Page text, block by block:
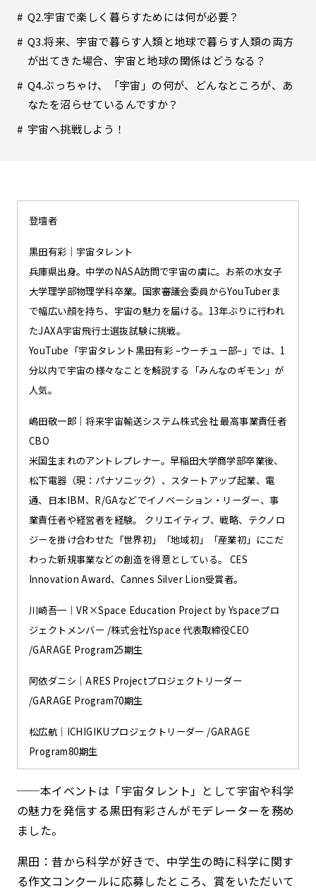
Q2.宇宙で楽しく暮らすためには何が必要？
Q3.将来、宇宙で暮らす人類と地球で暮らす人類の両方
が出てきた場合、宇宙と地球の関係はどうなる？
Q4.ぶっちゃけ、「宇宙」の何が、どんなところが、あ
なたを沼らせているんですか？
宇宙へ挑戦しよう！
登壇者
黒田有彩｜宇宙タレント
兵庫県出身。中学のNASA訪問で宇宙の虜に。お茶の水女子
大学理学部物理学科卒業。国家審議会委員からYouTuberま
で幅広い顔を持ち、宇宙の魅力を届ける。13年ぶりに行われ
たJAXA宇宙飛行士選抜試験に挑戦。
YouTube「宇宙タレント黒田有彩 –ウーチュー部–」では、1
分以内で宇宙の様々なことを解説する「みんなのギモン」が
人気。
嶋田敬一郎｜将来宇宙輸送システム株式会社 最高事業責任者
CBO
米国生まれのアントレプレナー。早稲田大学商学部卒業後、
松下電器（現：パナソニック）、スタートアップ起業、電
通、日本IBM、R/GAなどでイノベーション・リーダー、事
業責任者や経営者を経験。 クリエイティブ、戦略、テクノロ
ジーを掛け合わせた「世界初」「地域初」「産業初」にこだ
わった新規事業などの創造を得意としている。 CES
Innovation Award、Cannes Silver Lion受賞者。
川崎吾一｜VR×Space Education Project by Yspaceプロ
ジェクトメンバー /株式会社Yspace 代表取締役CEO
/GARAGE Program25期生
阿依ダニシ｜ARES Projectプロジェクトリーダー
/GARAGE Program70期生
松広航｜ICHIGIKUプロジェクトリーダー /GARAGE
Program80期生
──本イベントは「宇宙タレント」として宇宙や科学
の魅力を発信する黒田有彩さんがモデレーターを務め
ました。
黒田：昔から科学が好きで、中学生の時に科学に関す
る作文コンクールに応募したところ、賞をいただいて